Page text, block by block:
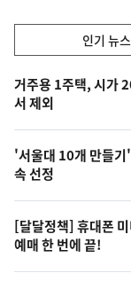
기,
최
신,
오
늘
의
영
상
인기 뉴스
인
기
뉴
스
거주용 1주택, 시가
서 제외
'서울대 10개 만들
속 선정
[달달정책] 휴대폰
예매 한 번에 끝!